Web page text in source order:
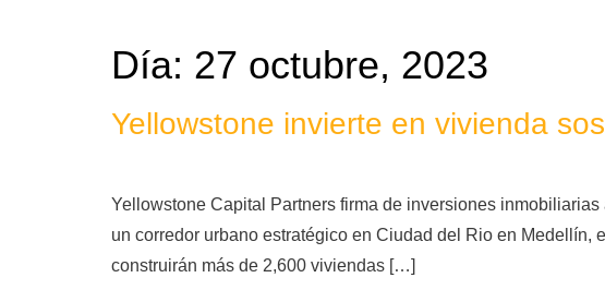
Día: 27 octubre, 2023
Yellowstone invierte en vivienda
Yellowstone Capital Partners firma de inversiones
un corredor urbano estratégico en Ciudad del Rio en
construirán más de 2,600 viviendas […]